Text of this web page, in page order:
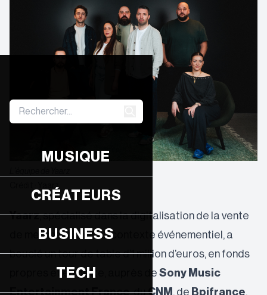
MUSIQUE
CRÉATEURS
BUSINESS
TECH
Crédit : Yaarz
Yaarz, spécialisé dans la digitalisation de la vente
de merchandising en contexte événementiel, a
bouclé un tour de table d’1 million d’euros, en fonds
propres et en dette, auprès de Sony Music
Entertainment France, duCNM , de Bpifrance,